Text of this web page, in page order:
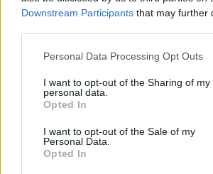
Downstream Participants that may further
Please note that this website/app uses
not limited to your visit or usage
grant or deny consent to Google and its
use your data for below specified
consent section.
Personal Data Processing Opt Outs
I want to opt-out of the Sharing of my
personal data.
Opted In
I want to opt-out of the Sale of my
Personal Data.
Opted In
Azonosítatlan drón robbant fel
Balkán gázvezeték közelében
Vízhiány mellett erdőtűz
tavat: kétszáz embert
HÍREK 9 órája